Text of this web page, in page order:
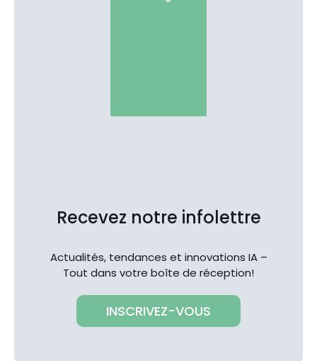
Recevez notre infolettre
Actualités, tendances et innovations IA –
Tout dans votre boîte de réception!
INSCRIVEZ-VOUS